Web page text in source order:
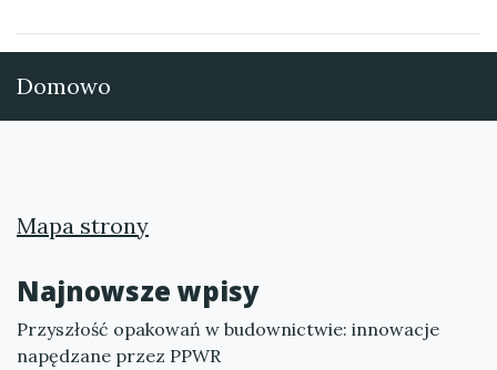
Domowo
Mapa strony
Najnowsze wpisy
Przyszłość opakowań w budownictwie: innowacje
napędzane przez PPWR